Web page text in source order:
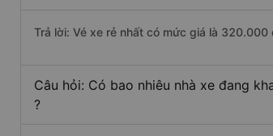
Trả lời: Vé xe rẻ nhất có mức giá là 320.000
Câu hỏi: Có bao nhiêu nhà xe đang
?